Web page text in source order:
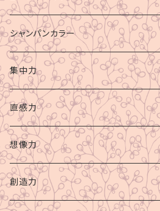
シャンパンカラー
集中力
直感力
想像力
創造力